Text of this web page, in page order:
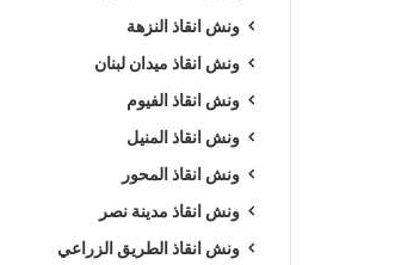
ونش انقاذ النزهة
ونش انقاذ ميدان لبنان
ونش انقاذ الفيوم
ونش انقاذ المنيل
ونش انقاذ المحور
ونش انقاذ مدينة نصر
ونش انقاذ الطريق الزراعي